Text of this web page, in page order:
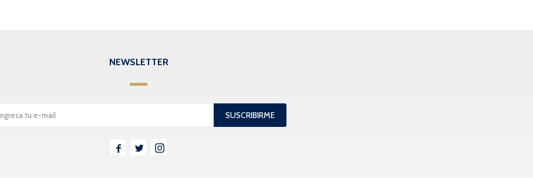
NEWSLETTER
SUSCRIBIRME
  